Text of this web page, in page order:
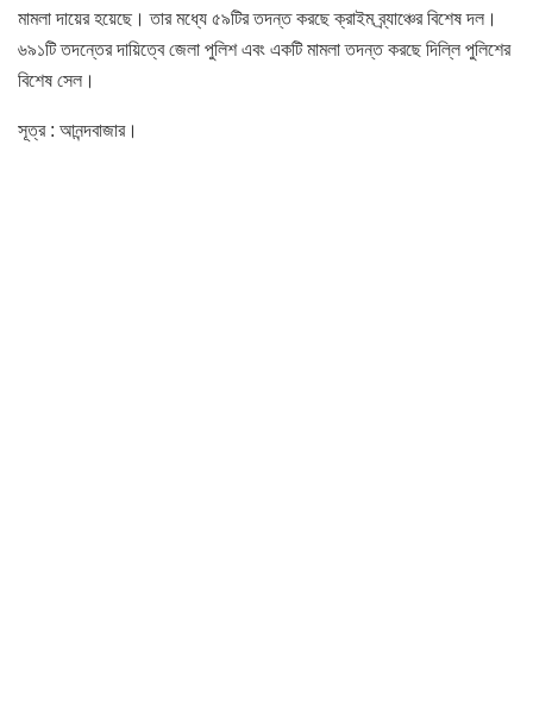
মামলা দায়ের হয়েছে। তার মধ্যে ৫৯টির তদন্ত করছে ক্রাইম ব্র্যাঞ্চের বিশেষ দল।
৬৯১টি তদন্তের দায়িত্বে জেলা পুলিশ এবং একটি মামলা তদন্ত করছে দিল্লি পুলিশের
বিশেষ সেল।
সূত্র : আনন্দবাজার।